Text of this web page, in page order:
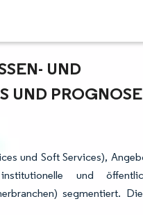
UND M
PROGNOSE
und Soft Services),
und
segmentiert.